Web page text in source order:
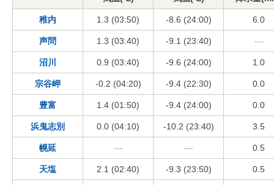
稚内 1.3 (03:50) -8.6 (24:00) 6.0
声問 1.3 (03:40) -9.1 (23:40) ---
沼川 0.9 (03:40) -9.6 (24:00) 1.0
宗谷岬 -0.2 (04:20) -9.4 (22:30) 0.0
豊富 1.4 (01:50) -9.4 (24:00) 0.0
浜鬼志別 0.0 (04:10) -10.2 (23:40) 3.5
幌延 --- --- 0.5
天塩 2.1 (02:40) -9.3 (23:50) 0.5